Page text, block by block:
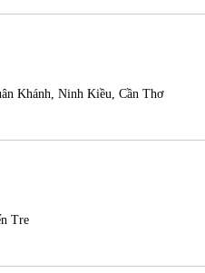
Khánh, Ninh Kiều, Cần Thơ
Tre